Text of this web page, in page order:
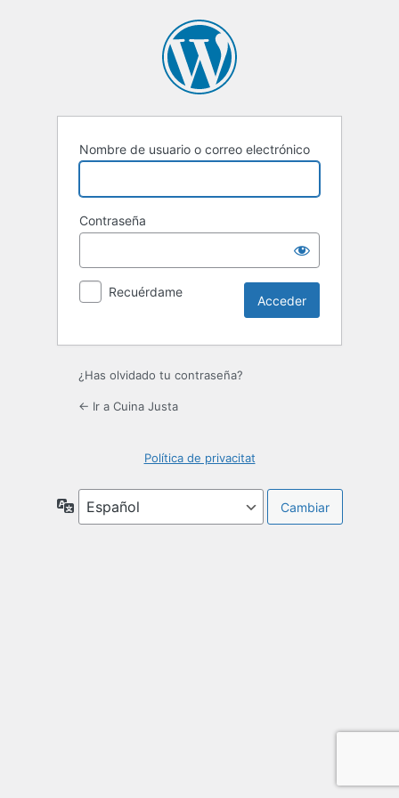
Nombre de usuario o correo electrónico
Contraseña
Recuérdame
¿Has olvidado tu contraseña?
← Ir a Cuina Justa
Política de privacitat
Idioma